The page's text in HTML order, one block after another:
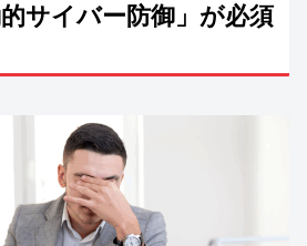
サイバー防御」が必須